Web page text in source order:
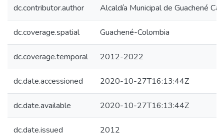
dc.contributor.author Alcaldía Municipal de Guachené
dc.coverage.spatial Guachené-Colombia
dc.coverage.temporal 2012-2022
dc.date.accessioned 2020-10-27T16:13:44Z
dc.date.available 2020-10-27T16:13:44Z
dc.date.issued 2012